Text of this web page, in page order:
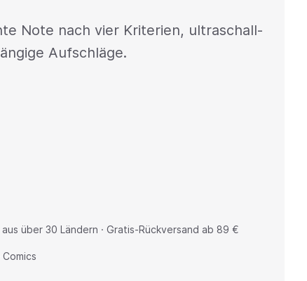
Note nach vier Kriterien, ultraschall-
Aufschläge.
über 30 Ländern · Gratis-Rückversand ab 89 €
Comics